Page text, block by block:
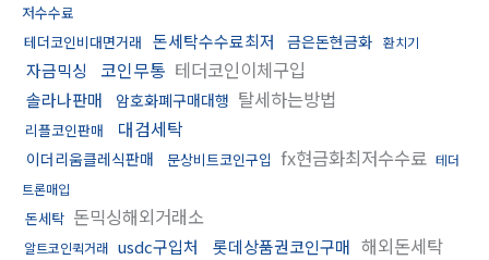
저수수료
테더코인비대면거래 돈세탁수수료최저 금은돈현금화 환치기
자금믹싱 코인무통 테더코인이체구입
솔라나판매 암호화폐구매대행 탈세하는방법
리플코인판매 대검세탁
이더리움클레식판매 문상비트코인구입 fx현금화최저수수료 테더
트론매입
돈세탁 돈믹싱해외거래소
알트코인퀵거래 usdc구입처 롯데상품권코인구매 해외돈세탁